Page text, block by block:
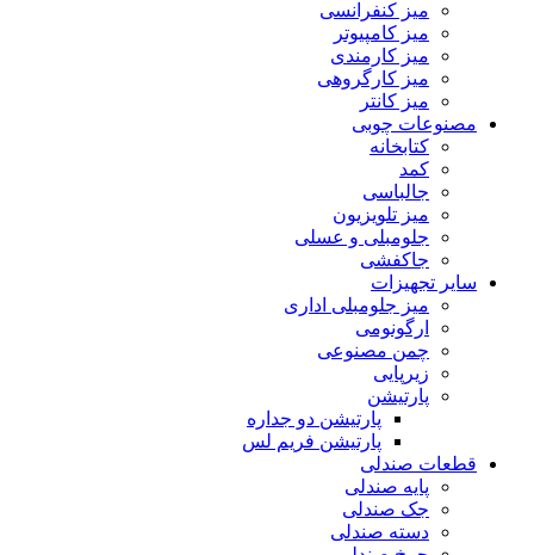
میز کنفرانسی
میز کامپیوتر
میز کارمندی
میز کارگروهی
میز کانتر
مصنوعات چوبی
کتابخانه
کمد
جالباسی
میز تلویزیون
جلومبلی و عسلی
جاکفشی
سایر تجهیزات
میز جلومبلی اداری
ارگونومی
چمن مصنوعی
زیرپایی
پارتیشن
پارتیشن دو جداره
پارتیشن فریم لس
قطعات صندلی
پایه صندلی
جک صندلی
دسته صندلی